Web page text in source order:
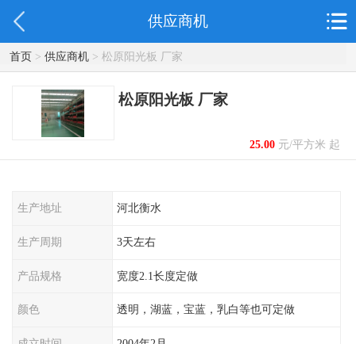
供应商机
首页> 供应商机> 松原阳光板 厂家
松原阳光板 厂家
25.00元/平方米 起
生产地址 河北衡水
生产周期 3天左右
产品规格 宽度2.1长度定做
颜色 透明，湖蓝，宝蓝，乳白等也可定做